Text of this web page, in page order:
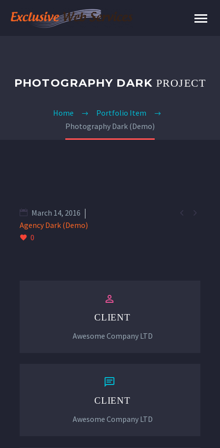
PHOTOGRAPHY DARKPROJECT
Home
Portfolio Item
Photography Dark (Demo)
 
March 14, 2016
Agency Dark (Demo)
0


CLIENT
Awesome Company LTD


CLIENT
Awesome Company LTD